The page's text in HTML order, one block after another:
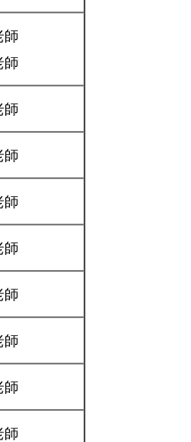
師
師
師
師
師
師
師
師
師
師